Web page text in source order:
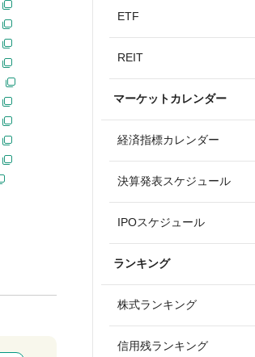
ETF
REIT
マーケットカレンダー
経済指標カレンダー
決算発表スケジュール
IPOスケジュール
ランキング
株式ランキング
信用残ランキング